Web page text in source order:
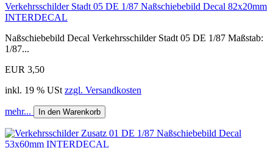
Verkehrsschilder Stadt 05 DE 1/87 Naßschiebebild Decal 82x20mm
INTERDECAL
Naßschiebebild Decal Verkehrsschilder Stadt 05 DE 1/87 Maßstab:
1/87...
EUR 3,50
inkl. 19 % USt zzgl. Versandkosten
mehr... In den Warenkorb